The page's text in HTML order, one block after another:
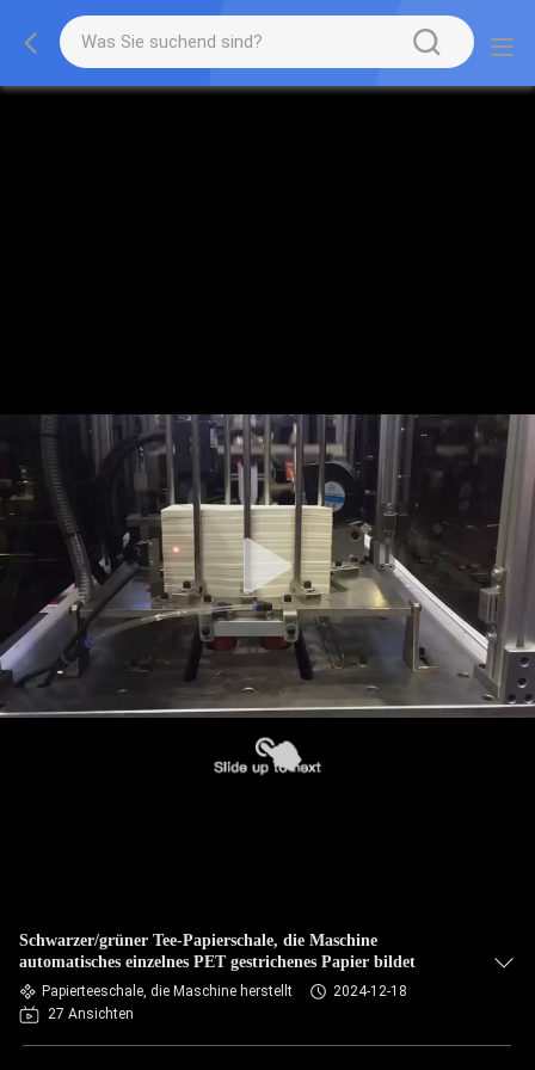
Schwarzer/grüner Tee-Papierschale, die Maschine
automatisches einzelnes PET gestrichenes Papier bildet
Papierteeschale, die Maschine herstellt
2024-12-18
27 Ansichten